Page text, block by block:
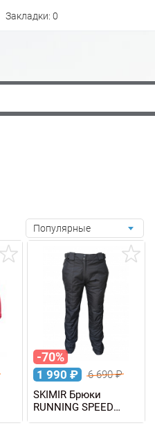
Закладки: 0
Популярные
-70%
1 990 ₽ 6 690₽
SKIMIR Брюки
RUNNING SPEED
мужские